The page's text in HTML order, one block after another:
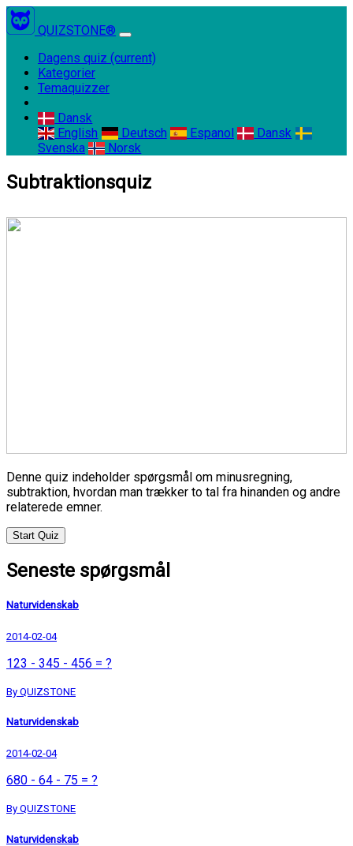
QUIZSTONE®
Dagens quiz (current)
Kategorier
Temaquizzer
Dansk
English
Deutsch Espanol
Dansk
Svenska
Norsk
Subtraktionsquiz
Denne quiz indeholder spørgsmål om minusregning,
subtraktion, hvordan man trækker to tal fra hinanden og andre
relaterede emner.
Start Quiz
Seneste spørgsmål
Naturvidenskab
2014-02-04
123 - 345 - 456 = ?
By QUIZSTONE
Naturvidenskab
2014-02-04
680 - 64 - 75 = ?
By QUIZSTONE
Naturvidenskab